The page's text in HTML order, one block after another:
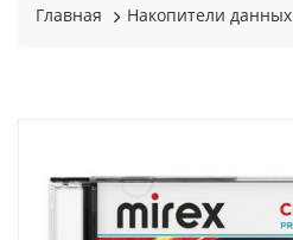
Главная Накопители данных